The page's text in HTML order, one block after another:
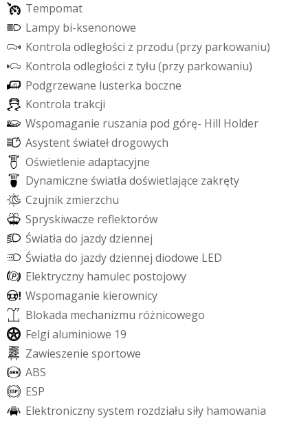
Tempomat
Lampy bi-ksenonowe
Kontrola odległości z przodu (przy parkowaniu)
Kontrola odległości z tyłu (przy parkowaniu)
Podgrzewane lusterka boczne
Kontrola trakcji
Wspomaganie ruszania pod górę- Hill Holder
Asystent światełdrogowych
Oświetlenie adaptacyjne
Dynamiczne światła doświetlające zakręty
Czujnik zmierzchu
Spryskiwacze refektorów
Światła do jazdydziennej
Światła do jazdydziennej diodowe LED
Elektryczny hamulec postojowy
Wspomaganie kierownicy
Blokada mechanizmu różnicowego
Felgi aluminiowe 19
Zawieszenie sportowe
ABS
ESP
Elektronicznysystem rozdziału siły hamowania